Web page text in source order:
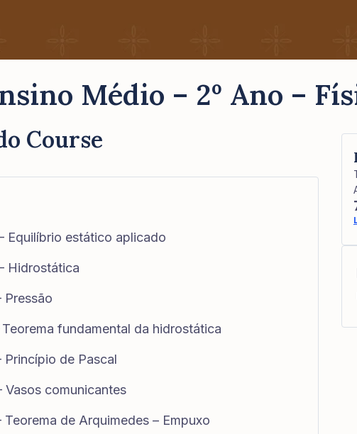
Médio – 2º Ano –
Course
Equilíbrio estático aplicado
Hidrostática
Pressão
Teorema fundamental da hidrostática
Princípio de Pascal
Vasos comunicantes
Teorema de Arquimedes – Empuxo